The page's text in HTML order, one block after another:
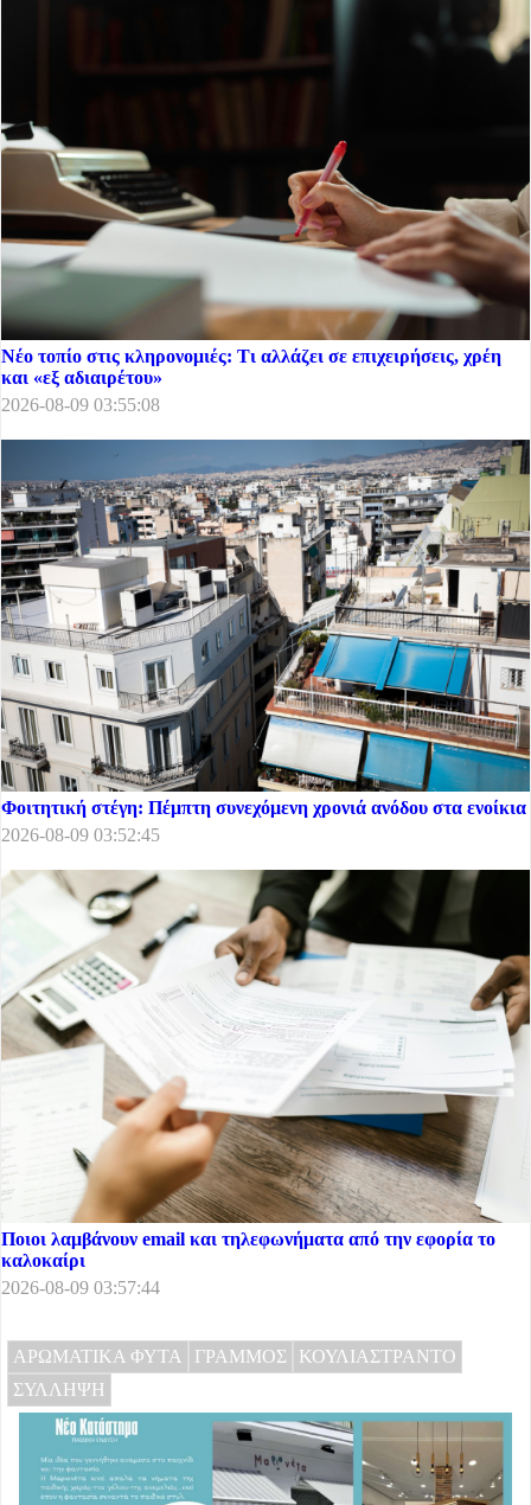
Νέο τοπίο στις κληρονομιές: Τι αλλάζει σε επιχειρήσεις, χρέη
και «εξ αδιαιρέτου»
2026-08-09 03:55:08
Φοιτητική στέγη: Πέμπτη συνεχόμενη χρονιά ανόδου στα ενοίκια
2026-08-09 03:52:45
Ποιοι λαμβάνουν email και τηλεφωνήματα από την εφορία το
καλοκαίρι
2026-08-09 03:57:44
ΑΡΩΜΑΤΙΚΑ ΦΥΤΑ ΓΡΑΜΜΟΣ
ΚΟΥΛΙΑΣΤΡΑΝΤΟ
ΣΥΛΛΗΨΗ